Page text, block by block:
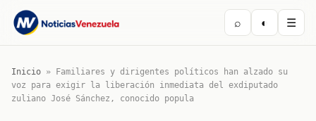
⌕ ◐ ☰
Inicio »
Familiares y dirigentes políticos han alzado su
voz para exigir la liberación inmediata del exdiputado
zuliano José Sánchez, conocido popula